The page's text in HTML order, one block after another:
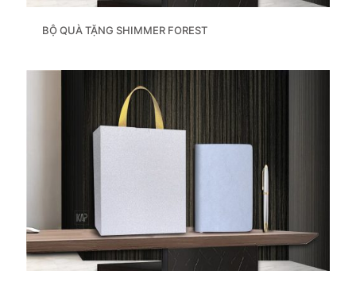
BỘ QUÀ TẶNG SHIMMER FOREST